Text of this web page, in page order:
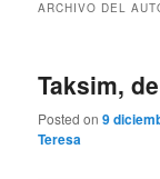
ARCHIVO DEL
Taksim,
Posted on9
Teresa